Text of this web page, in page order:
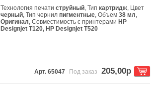
Технология печатиструйный, Типкартридж, Цвет
черный, Тип чернилпигментные, Объем38 мл,
Оригинал, Совместимость с принтерами HP
Designjet T120, HP Designjet T520
Арт. 65047 Под заказ 205,00р